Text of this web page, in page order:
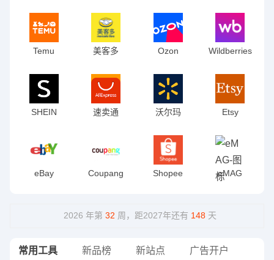
Temu 美客多
墨西哥 巴西
智利 哥伦比亚
Ozon Wildberries
SHEIN 速卖通 沃尔玛 Etsy
eBay Coupang Shopee
越南 台湾
eMAG
2026 年第 32 周，距2027年还有 148 天
常用工具 新品榜 新站点 广告开户